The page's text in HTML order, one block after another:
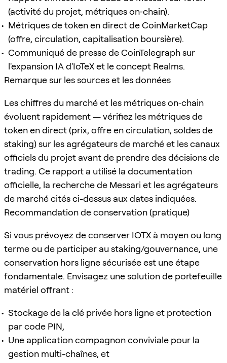
(activité du projet, métriques on‑chain).
Métriques de token en direct de CoinMarketCap
(offre, circulation, capitalisation boursière).
Communiqué de presse de CoinTelegraph sur
l'expansion IA d'IoTeX et le concept Realms.
Remarque sur les sources et les données
Les chiffres du marché et les métriques on‑chain
évoluent rapidement — vérifiez les métriques de
token en direct (prix, offre en circulation, soldes de
staking) sur les agrégateurs de marché et les canaux
officiels du projet avant de prendre des décisions de
trading. Ce rapport a utilisé la documentation
officielle, la recherche de Messari et les agrégateurs
de marché cités ci-dessus aux dates indiquées.
Recommandation de conservation (pratique)
Si vous prévoyez de conserver IOTX à moyen ou long
terme ou de participer au staking/gouvernance, une
conservation hors ligne sécurisée est une étape
fondamentale. Envisagez une solution de portefeuille
matériel offrant :
Stockage de la clé privée hors ligne et protection
par code PIN,
Une application compagnon conviviale pour la
gestion multi-chaînes, et